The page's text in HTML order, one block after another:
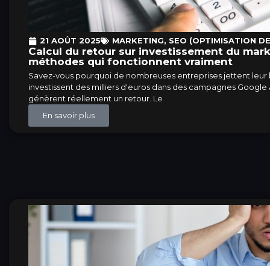
21 AOÛT 2025 MARKETING, SEO (OPTIMISATION
Calcul du retour sur investissement du
méthodes qui fonctionnent vraiment
Savez-vous pourquoi de nombreuses entreprises jettent
investissent des milliers d'euros dans des campagnes Google
génèrent réellement un retour. Le
En savoir plus